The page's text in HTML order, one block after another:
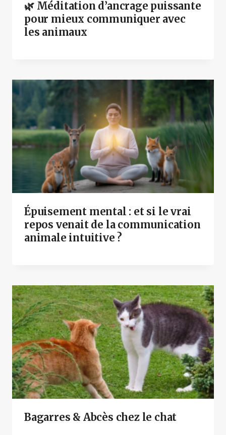
🌿 Méditation d’ancrage puissante
pour mieux communiquer avec
les animaux
Épuisement mental : et si le vrai
repos venait de la communication
animale intuitive ?
Bagarres & Abcès chez le chat